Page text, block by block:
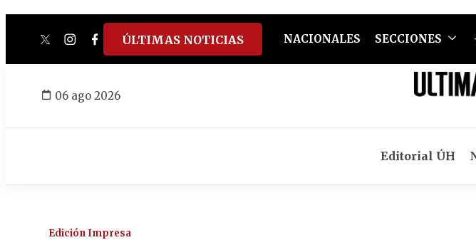
twitterinstagram
facebook
tiktokyoutube
spotify
ÚLTIMAS NOTICIAS NACIONALES SECCIONES
06 ago 2026
Editorial ÚH
Edición Impresa